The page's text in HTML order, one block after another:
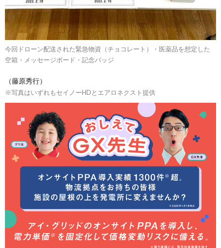
今回ドローン配送された緊急物資（チョコレート）・医薬品を想定した
空箱・メッセージボード・記念バッジ
（藤原秀行）
※写真はいずれもセイノーHDとエアロネクスト提供